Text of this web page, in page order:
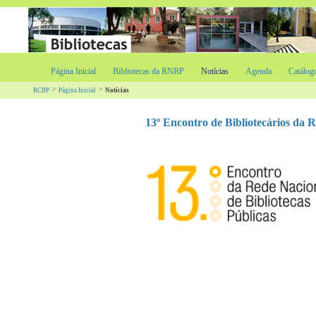
Página Inicial Bibliotecas da RNBP Notícias Agenda
RCBP > Página Inicial > Notícias
13º Encontro de Bibliotecários da